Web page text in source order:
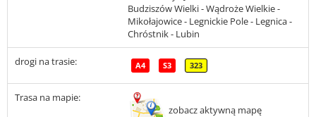
Budziszów Wielki - Wądroże Wielkie -
Mikołajowice - Legnickie Pole - Legnica -
Chróstnik - Lubin
drogi na trasie: A4 S3 323
Trasa na mapie:
zobacz aktywną mapę